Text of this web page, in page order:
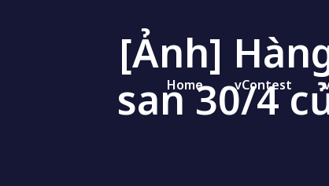
Home vContest
[Ảnh]
san 30/4